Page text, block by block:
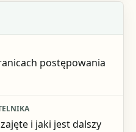
postępowania
i jaki jest dalszy